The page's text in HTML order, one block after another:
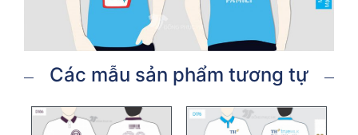
Các mẫu sản phẩm tương tự